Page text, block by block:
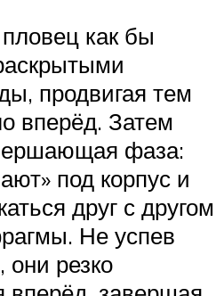
как бы
продвигая тем
вперёд. Затем
фаза:
под корпус и
друг с другом
Не успев
они резко